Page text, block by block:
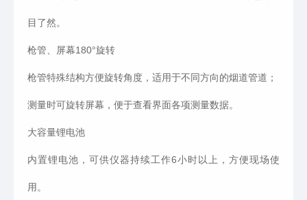
目了然。
枪管、屏幕180°旋转
枪管特殊结构方便旋转角度，适用于不同方向的烟道管道；
测量时可旋转屏幕，便于查看界面各项测量数据。
大容量锂电池
内置锂电池，可供仪器持续工作6小时以上，方便现场使
用。